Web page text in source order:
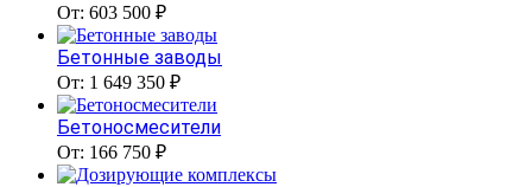
От: 603 500 ₽
Бетонные заводы
От: 1 649 350 ₽
Бетоносмесители
От: 166 750 ₽